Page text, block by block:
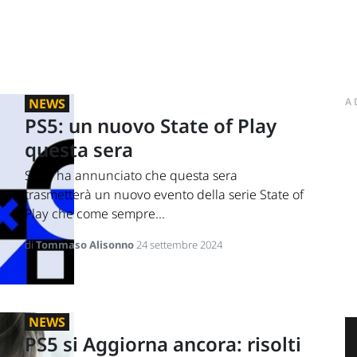
NEWS
PS5: un nuovo State of Play
questa sera
Sony ha annunciato che questa sera
trasmetterà un nuovo evento della serie State of
Play che come sempre...
diTommaso Alisonno24 settembre 2024
NEWS
PS5 si Aggiorna ancora: risolti